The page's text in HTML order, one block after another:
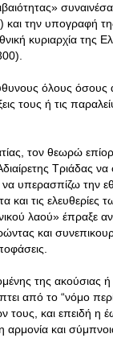
και την υπογραφή
κυριαρχία της
όλους όσους
τους ή τις
τον θεωρώ
Τριάδας
υπερασπίζω την
τις ελευθερίες
λαού» έπραξε
και
της ακούσιας ή
από το “νόμο
τους, και επειδή η
αρμονία και